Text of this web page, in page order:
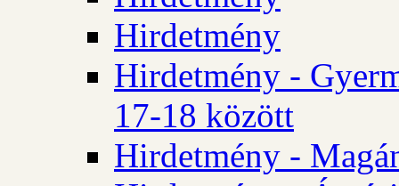
Hirdetmény
Hirdetmény -
17-18 között
Hirdetmény -